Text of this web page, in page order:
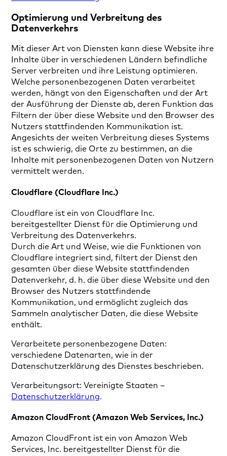
Optimierung und Verbreitung des
Datenverkehrs
Mit dieser Art von Diensten kann diese Website ihre
Inhalte über in verschiedenen Ländern befindliche
Server verbreiten und ihre Leistung optimieren.
Welche personenbezogenen Daten verarbeitet
werden, hängt von den Eigenschaften und der Art
der Ausführung der Dienste ab, deren Funktion das
Filtern der über diese Website und den Browser des
Nutzers stattfindenden Kommunikation ist.
Angesichts der weiten Verbreitung dieses Systems
ist es schwierig, die Orte zu bestimmen, an die
Inhalte mit personenbezogenen Daten von Nutzern
vermittelt werden.
Cloudflare (Cloudflare Inc.)
Cloudflare ist ein von Cloudflare Inc.
bereitgestellter Dienst für die Optimierung und
Verbreitung des Datenverkehrs.
Durch die Art und Weise, wie die Funktionen von
Cloudflare integriert sind, filtert der Dienst den
gesamten über diese Website stattfindenden
Datenverkehr, d. h. die über diese Website und den
Browser des Nutzers stattfindende
Kommunikation, und ermöglicht zugleich das
Sammeln analytischer Daten, die diese Website
enthält.
Verarbeitete personenbezogene Daten:
verschiedene Datenarten, wie in der
Datenschutzerklärung des Dienstes beschrieben.
Verarbeitungsort: Vereinigte Staaten –
Datenschutzerklärung.
Amazon CloudFront (Amazon Web Services, Inc.)
Amazon CloudFront ist ein von Amazon Web
Services, Inc. bereitgestellter Dienst für die